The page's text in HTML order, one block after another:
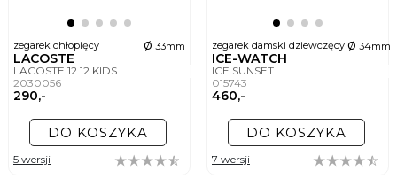
zegarek chłopięcy ø 33mm
LACOSTE
LACOSTE.12.12 KIDS
2030056
290,-
DO KOSZYKA
5 wersji
zegarek damski dziewczęcy ø 34mm
ICE-WATCH
ICE SUNSET
015743
460,-
DO KOSZYKA
7 wersji